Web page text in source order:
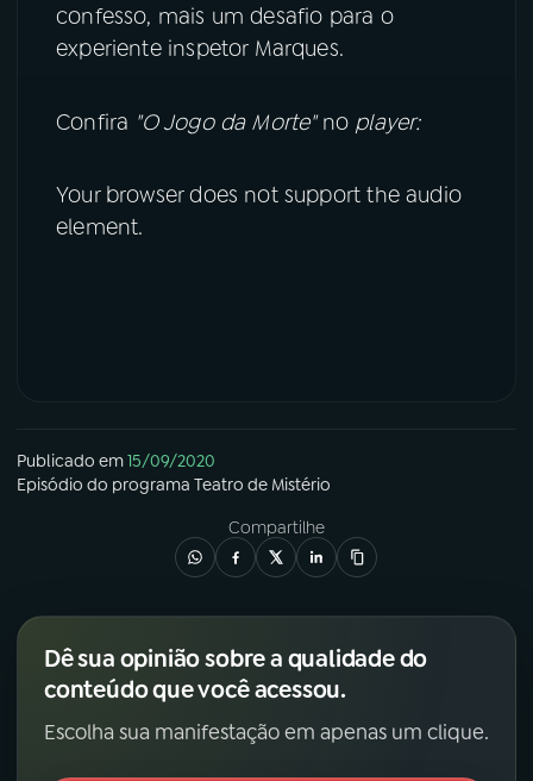
confesso, mais um desafio para o
experiente inspetor Marques.
Confira "O Jogo da Morte"no player:
Your browser does not support the audio
element.
Publicado em15/09/2020
Episódio do programa Teatro de Mistério
Compartilhe
Dê sua opinião sobre a qualidade do
conteúdo que você acessou.
Escolha sua manifestação em apenas um clique.